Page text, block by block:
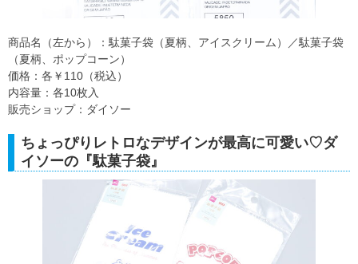
商品名（左から）：駄菓子袋（夏柄、アイスクリーム）／駄菓子袋
（夏柄、ポップコーン）
価格：各￥110（税込）
内容量：各10枚入
販売ショップ：ダイソー
ちょっぴりレトロなデザインが最高に可愛い♡ダ
イソーの『駄菓子袋』